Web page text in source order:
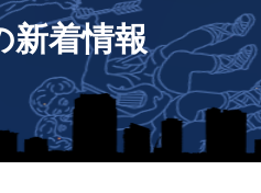
新着情報